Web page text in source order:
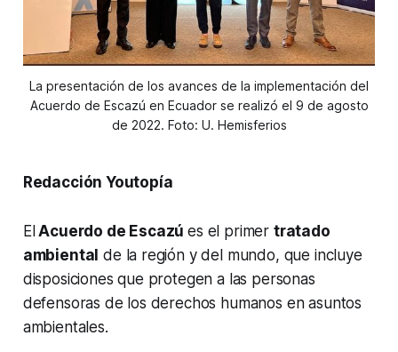
La presentación de los avances de la implementación del
Acuerdo de Escazú en Ecuador se realizó el 9 de agosto
de 2022. Foto: U. Hemisferios
Redacción Youtopía
ElAcuerdo de Escazúes el primer tratado
ambiental de la región y del mundo, que incluye
disposiciones que protegen a las personas
defensoras de los derechos humanos en asuntos
ambientales.